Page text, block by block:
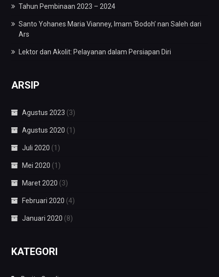
Tahun Pembinaan 2023 – 2024
Santo Yohanes Maria Vianney, Imam ‘Bodoh’ nan Saleh dari
Ars
Lektor dan Akolit: Pelayanan dalam Persiapan Diri
ARSIP
Agustus 2023 (3)
Agustus 2020 (1)
Juli 2020 (1)
Mei 2020 (1)
Maret 2020 (3)
Februari 2020 (4)
Januari 2020 (8)
KATEGORI